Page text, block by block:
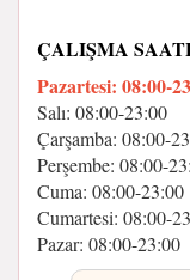
ÇALIŞMA
Pazartesi: 08:00-
Salı: 08:00-23:00
Çarşamba: 08:00-
Perşembe: 08:00-
Cuma: 08:00-23:00
Cumartesi: 08:00-
Pazar: 08:00-23:00